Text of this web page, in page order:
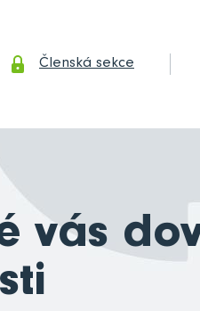
Členská sekce
vás